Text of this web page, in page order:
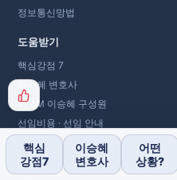
정보통신망법
도움받기
핵심강점 7
이승혜 변호사
TEAM 이승혜 구성원
선임비용 · 선임 안내
사건 진행 안내
연혁 · 오시는 길
핵심
강점7
이승혜
변호사
어떤
상황?